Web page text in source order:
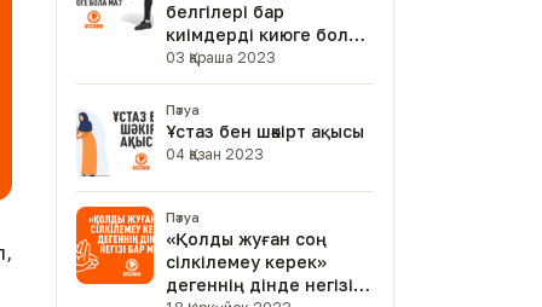
белгілері бар
киімдерді киюге бола
ма?
03 Қараша 2023
Пәтуа
Ұстаз бен шәкірт ақысы
04 Қазан 2023
Пәтуа
«Қолды жуған соң
сілкілемеу керек»
дегеннің дінде негізі